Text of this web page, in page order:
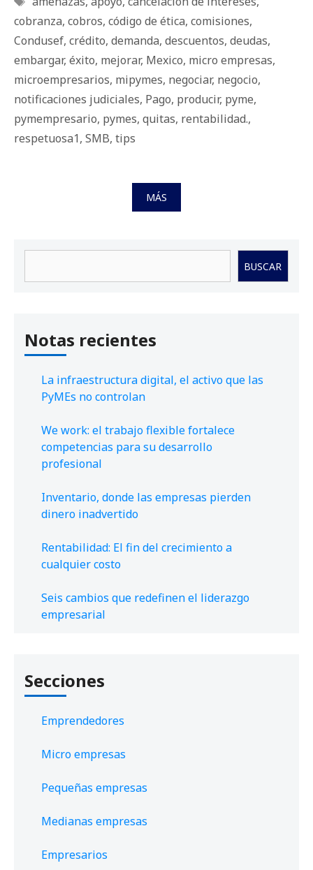
cobranza, cobros, código de ética, comisiones,
Condusef, crédito, demanda, descuentos, deudas,
embargar, éxito, mejorar, Mexico, micro empresas,
microempresarios, mipymes, negociar, negocio,
notificaciones judiciales, Pago, producir, pyme,
pymempresario, pymes, quitas, rentabilidad.,
respetuosa1, SMB, tips
MÁS
BUSCAR
Notas recientes
La infraestructura digital, el activo que las
PyMEs no controlan
We work: el trabajo flexible fortalece
competencias para su desarrollo
profesional
Inventario, donde las empresas pierden
dinero inadvertido
Rentabilidad: El fin del crecimiento a
cualquier costo
Seis cambios que redefinen el liderazgo
empresarial
Secciones
Emprendedores
Micro empresas
Pequeñas empresas
Medianas empresas
Empresarios